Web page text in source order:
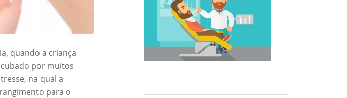
quando a criança
por muitos
na qual a
para o